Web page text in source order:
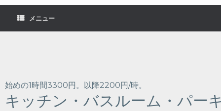
メニュー
始めの1時間3300円。以降2200円/時。
キッチン・バスルーム・パー